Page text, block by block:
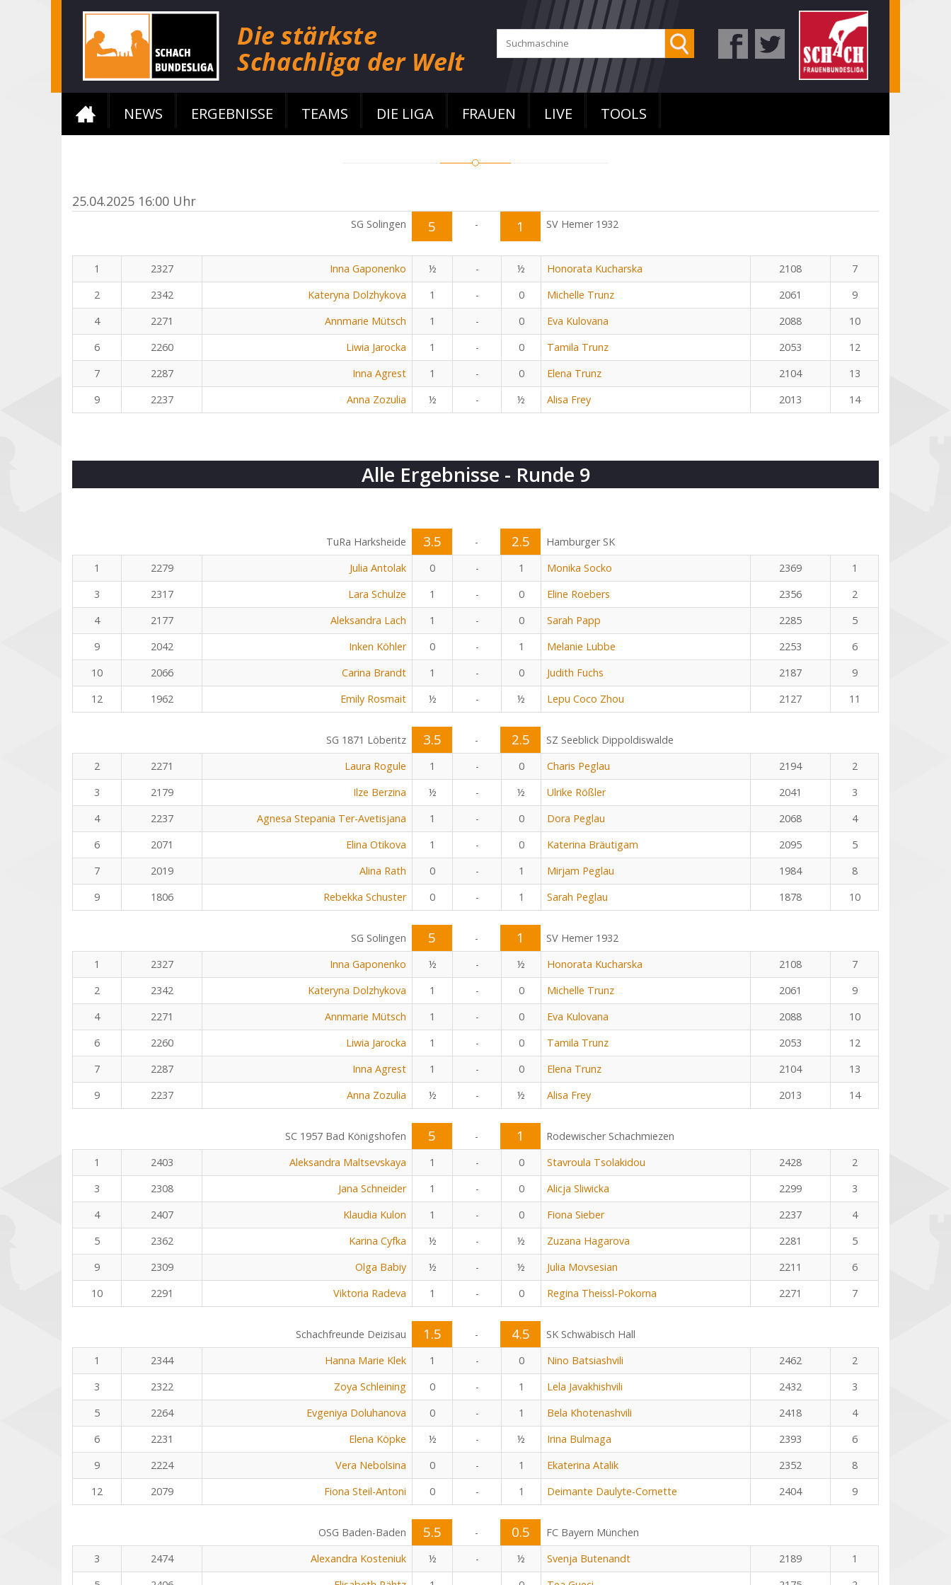
NEWS ERGEBNISSE TEAMS DIE LIGA FRAUEN LIVE TOOLS
25.04.2025 16:00 Uhr
SG Solingen 5 - 1 SV Hemer 1932
1 2327 Inna Gaponenko ½ - ½ Honorata Kucharska 2108
7
2
2342 Kateryna Dolzhykova 1 - 0 Michelle Trunz 2061
9
4
2271 Annmarie Mütsch 1 - 0 Eva Kulovana 2088
10
6
2260 Liwia Jarocka 1 - 0 Tamila Trunz 2053
12
7
2287 Inna Agrest 1 - 0 Elena Trunz 2104
13
9
2237 Anna Zozulia ½ - ½ Alisa Frey 2013 14
Alle Ergebnisse - Runde 9
TuRa Harksheide 3.5 - 2.5
Hamburger SK
1
2279 Julia Antolak 0 - 1 Monika Socko 2369
1
3
2317 Lara Schulze 1 - 0 Eline Roebers 2356
2
4
2177 Aleksandra Lach 1 - 0 Sarah Papp 2285
5
9
2042 Inken Köhler 0 - 1 Melanie Lubbe 2253
6
10
2066 Carina Brandt 1 - 0 Judith Fuchs 2187
9
12
1962 Emily Rosmait ½ - ½ Lepu Coco Zhou 2127 11
SG 1871 Löberitz 3.5 - 2.5
SZ Seeblick Dippoldiswalde
2
2271 Laura Rogule 1 - 0 Charis Peglau 2194
2
3
2179 Ilze Berzina ½ - ½ Ulrike Rößler 2041
3
4
2237 Agnesa Stepania Ter-Avetisjana 1 - 0 Dora Peglau 2068
4
6
2071 Elina Otikova 1 - 0 Katerina Bräutigam 2095
5
7
2019 Alina Rath 0 - 1 Mirjam Peglau 1984
8
9
1806 Rebekka Schuster 0 - 1 Sarah Peglau 1878 10
SG Solingen 5 - 1
SV Hemer 1932
1
2327 Inna Gaponenko ½ - ½ Honorata Kucharska 2108
7
2
2342 Kateryna Dolzhykova 1 - 0 Michelle Trunz 2061
9
4
2271 Annmarie Mütsch 1 - 0 Eva Kulovana 2088
10
6
2260 Liwia Jarocka 1 - 0 Tamila Trunz 2053
12
7
2287 Inna Agrest 1 - 0 Elena Trunz 2104
13
9
2237 Anna Zozulia ½ - ½ Alisa Frey 2013 14
SC 1957 Bad Königshofen 5 - 1
Rodewischer Schachmiezen
1
2403 Aleksandra Maltsevskaya 1 - 0 Stavroula Tsolakidou 2428
2
3
2308 Jana Schneider 1 - 0 Alicja Sliwicka 2299
3
4
2407 Klaudia Kulon 1 - 0 Fiona Sieber 2237
4
5
2362 Karina Cyfka ½ - ½ Zuzana Hagarova 2281
5
9
2309 Olga Babiy ½ - ½ Julia Movsesian 2211
6
10
2291 Viktoria Radeva 1 - 0 Regina Theissl-Pokorna 2271 7
Schachfreunde Deizisau 1.5 - 4.5
SK Schwäbisch Hall
1
2344 Hanna Marie Klek 1 - 0 Nino Batsiashvili 2462
2
3
2322 Zoya Schleining 0 - 1 Lela Javakhishvili 2432
3
5
2264 Evgeniya Doluhanova 0 - 1 Bela Khotenashvili 2418
4
6
2231 Elena Köpke ½ - ½ Irina Bulmaga 2393
6
9
2224 Vera Nebolsina 0 - 1 Ekaterina Atalik 2352
8
12
2079 Fiona Steil-Antoni 0 - 1 Deimante Daulyte-Cornette 2404 9
OSG Baden-Baden 5.5 - 0.5
FC Bayern München
3
2474 Alexandra Kosteniuk ½ - ½ Svenja Butenandt 2189
1